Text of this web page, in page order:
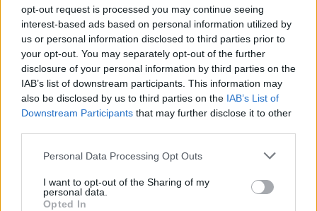
opt-out request is processed you may continue seeing
interest-based ads based on personal information utilized by
us or personal information disclosed to third parties prior to
your opt-out. You may separately opt-out of the further
disclosure of your personal information by third parties on the
IAB’s list of downstream participants. This information may
also be disclosed by us to third parties on the IAB’s List of
Downstream Participants that may further disclose it to other
Personal Data Processing Opt Outs
I want to opt-out of the Sharing of my
personal data.
Opted In
Audi TT Quattro,
Roadster (2004)
Citera All
R32liteversion